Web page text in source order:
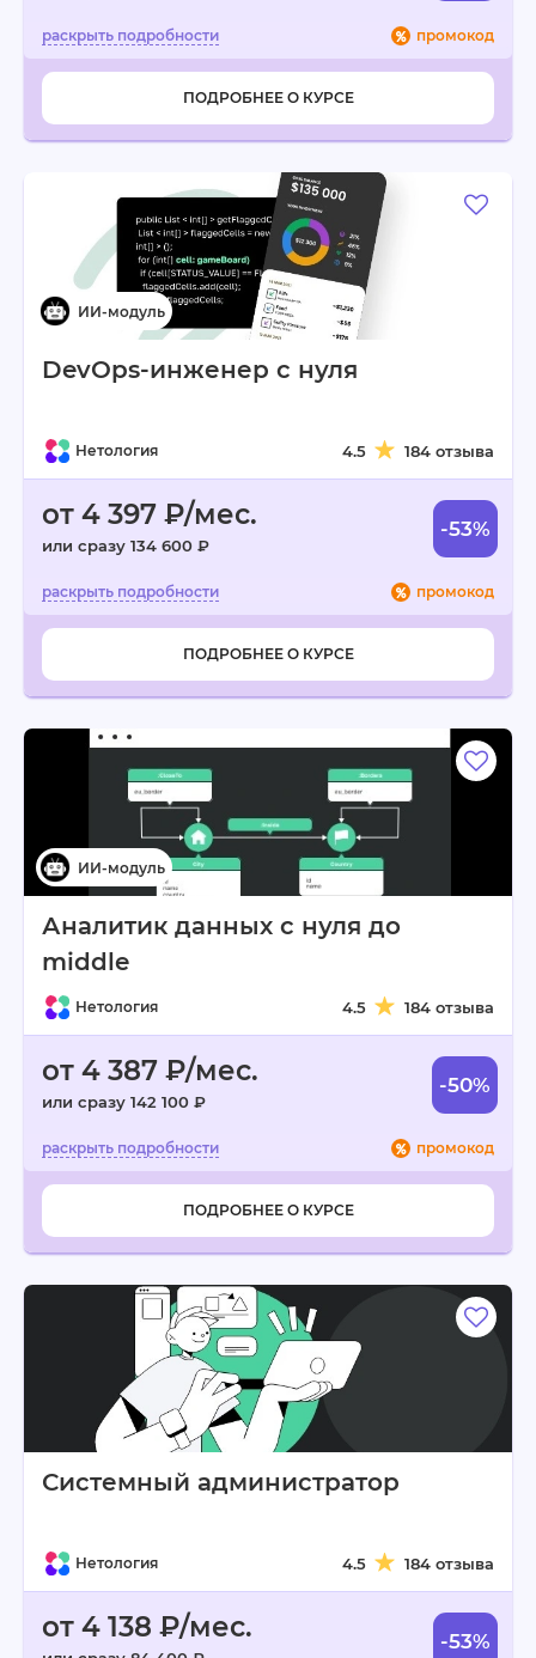
промокод
ПОДРОБНЕЕ О КУРСЕ
DevOps-инженер с нуля
Нетология 4.5 184 отзыва
от 4 397 ₽/мес.
или сразу 134 600 ₽
-53%
промокод
ПОДРОБНЕЕ О КУРСЕ
Аналитик данных с нуля до
middle
Нетология 4.5 184 отзыва
от 4 387 ₽/мес.
или сразу 142 100 ₽
-50%
промокод
ПОДРОБНЕЕ О КУРСЕ
Системный администратор
Нетология 4.5 184 отзыва
от 4 138 ₽/мес. -53%